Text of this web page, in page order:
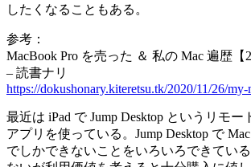
したくなることもある。
参考：
MacBook Pro を売った ＆ 私の Mac 遍歴【
– 読書ナリ
https://dokushonary.kiteretsu.tk/2020/11/26/
最近は iPad で Jump Desktop というリモー
アプリを使っている。Jump Desktop で
でしかできないことをいろいろできてい